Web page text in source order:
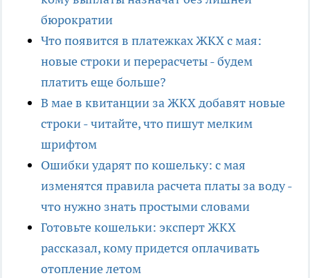
бюрократии
Что появится в платежках ЖКХ с мая:
новые строки и перерасчеты - будем
платить еще больше?
В мае в квитанции за ЖКХ добавят новые
строки - читайте, что пишут мелким
шрифтом
Ошибки ударят по кошельку: с мая
изменятся правила расчета платы за воду -
что нужно знать простыми словами
Готовьте кошельки: эксперт ЖКХ
рассказал, кому придется оплачивать
отопление летом